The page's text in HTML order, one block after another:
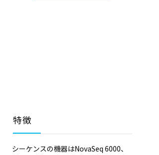
特徴
シーケンスの機器はNovaSeq 6000、